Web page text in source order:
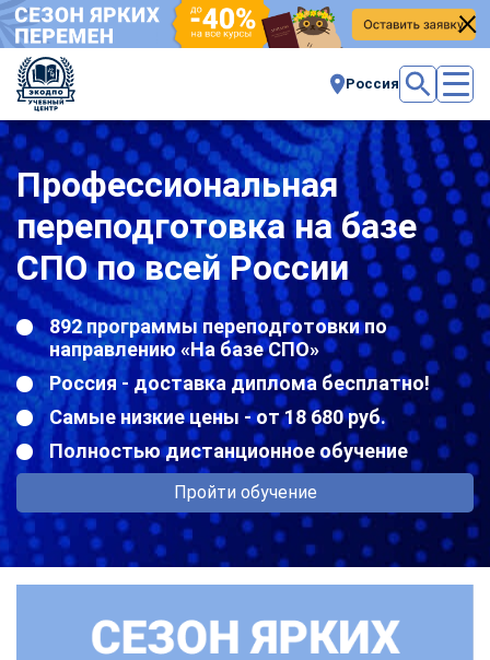
Россия
Профессиональная
переподготовка на базе
СПО по всей России
892 программы переподготовки по
направлению «На базе СПО»
Россия - доставка диплома бесплатно!
Самые низкие цены - от 18 680 руб.
Полностью дистанционное обучение
Пройти обучение